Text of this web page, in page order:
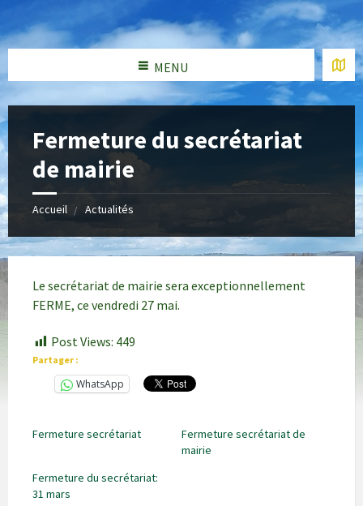
MENU
Fermeture du secrétariat
de mairie
Accueil Actualités
Le secrétariat de mairie sera exceptionnellement
FERME, ce vendredi 27 mai.
Post Views: 449
Partager :
WhatsApp
Fermeture secrétariat
Fermeture secrétariat de
mairie
Fermeture du secrétariat:
31 mars